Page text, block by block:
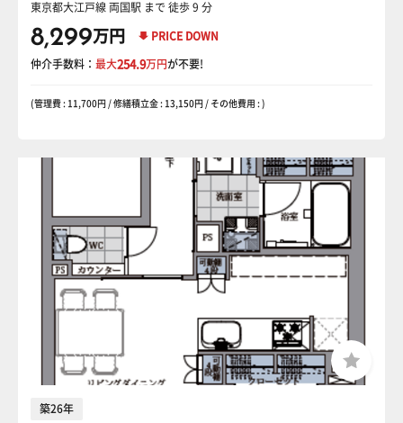
東京都大江戸線 両国駅 まで 徒歩 9 分
8,299万円 PRICE DOWN
仲介手数料： 最大254.9万円が不要!
(管理費 : 11,700円 / 修繕積立金 : 13,150円 / その他費用 : )
築26年